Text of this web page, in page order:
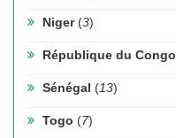
Niger (3)
République du Congo
Sénégal (13)
Togo (7)